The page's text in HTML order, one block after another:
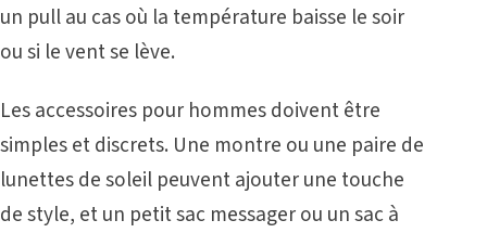
un pull au cas où la température baisse le soir
ou si le vent se lève.
Les accessoires pour hommes doivent être
simples et discrets. Une montre ou une paire de
lunettes de soleil peuvent ajouter une touche
de style, et un petit sac messager ou un sac à